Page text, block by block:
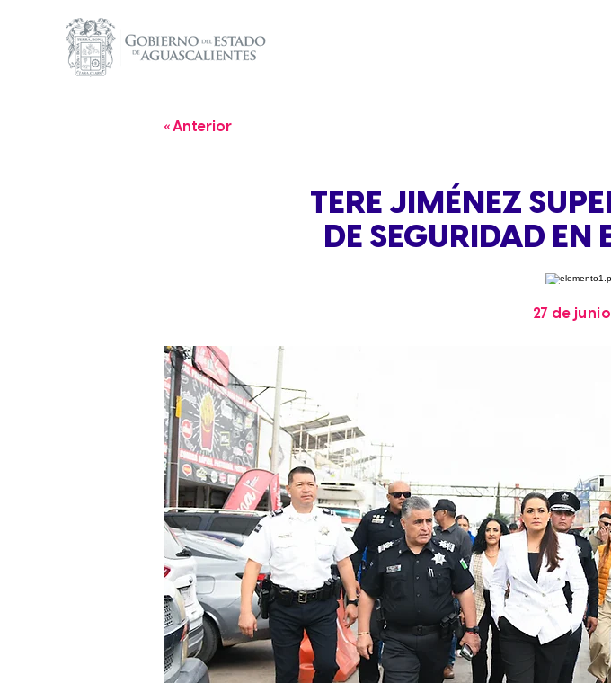
« Anterior
TERE JIMÉNEZ
DE SEGURIDAD EN
27 de